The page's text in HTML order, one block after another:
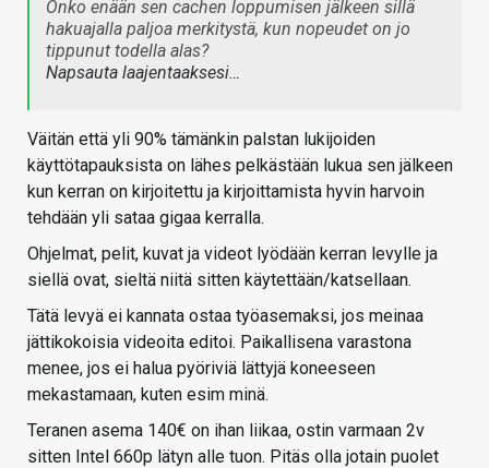
Onko enään sen cachen loppumisen jälkeen sillä
hakuajalla paljoa merkitystä, kun nopeudet on jo
tippunut todella alas?
Napsauta laajentaaksesi…
Väitän että yli 90% tämänkin palstan lukijoiden
käyttötapauksista on lähes pelkästään lukua sen jälkeen
kun kerran on kirjoitettu ja kirjoittamista hyvin harvoin
tehdään yli sataa gigaa kerralla.
Ohjelmat, pelit, kuvat ja videot lyödään kerran levylle ja
siellä ovat, sieltä niitä sitten käytettään/katsellaan.
Tätä levyä ei kannata ostaa työasemaksi, jos meinaa
jättikokoisia videoita editoi. Paikallisena varastona
menee, jos ei halua pyöriviä lättyjä koneeseen
mekastamaan, kuten esim minä.
Teranen asema 140€ on ihan liikaa, ostin varmaan 2v
sitten Intel 660p lätyn alle tuon. Pitäs olla jotain puolet